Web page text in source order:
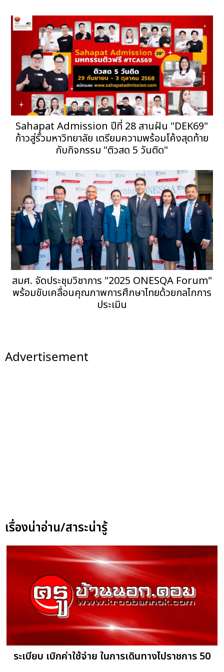
Sahapat Admission ปีที่ 28 สานฝัน "DEK69"
ก้าวสู่รั้วมหาวิทยาลัย เตรียมความพร้อมโค้งสุดท้าย
กับกิจกรรม "ติวสด 5 วันติด"
สมศ. จัดประชุมวิชาการ "2025 ONESQA Forum"
พร้อมขับเคลื่อนคุณภาพการศึกษาไทยด้วยกลไกการ
ประเมิน
Advertisement
เรื่องน่าอ่าน/สาระน่ารู้
ระเบียบ เบิกค่าใช้จ่าย ในการเดินทางไปราชการ 50